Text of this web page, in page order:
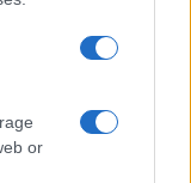
or